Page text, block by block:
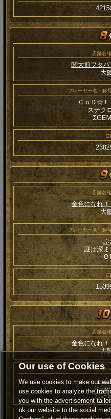
店舗名/
関大前フタ
大
プレーヤー名・称
ＣｏＤ☆Ｆ
ステク
店舗名/
金色になれ！
大
プレーヤー名・称
ぶ
謎は深
店舗名/
金色になれ！
大
プレーヤー名・称
シム
氷冠
Our use of Cookies
We use cookies to make our
use cookies to analyze the
you with the advertisement
nk our website to the social